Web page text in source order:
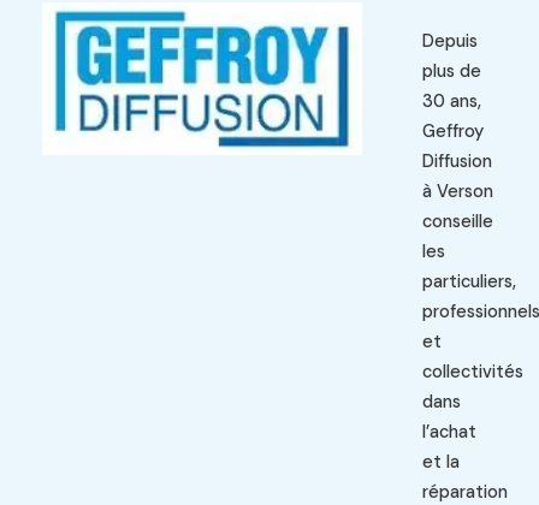
Depuis
plus de
30 ans,
Geffroy
Diffusion
à Verson
conseille
les
particuliers,
professionnels
et
collectivités
dans
l’achat
et la
réparation